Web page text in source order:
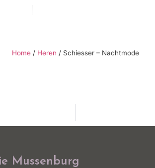
Home / Heren / Schiesser – Nachtmode
Mussenburg